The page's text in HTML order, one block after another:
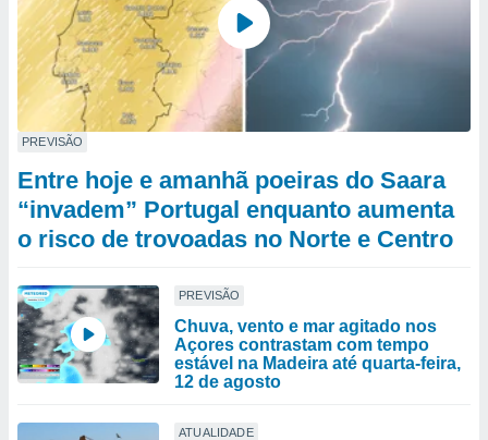
PREVISÃO
Entre hoje e amanhã poeiras do Saara
“invadem” Portugal enquanto aumenta
o risco de trovoadas no Norte e Centro
PREVISÃO
Chuva, vento e mar agitado nos
Açores contrastam com tempo
estável na Madeira até quarta-feira,
12 de agosto
ATUALIDADE